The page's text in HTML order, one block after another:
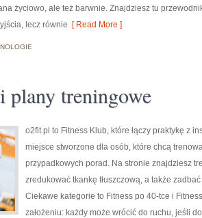
życiowo, ale też barwnie. Znajdziesz tu
lecz równie [ Read More ]
plany treningowe
o2fit.pl to Fitness Klub, które łączy praktykę z
miejsce stworzone dla osób, które chcą
przypadkowych porad. Na stronie znajdziesz
zredukować tkankę tłuszczową, a także
Ciekawe kategorie to Fitness po 40-tce i
założeniu: każdy może wrócić do ruchu, jeśli